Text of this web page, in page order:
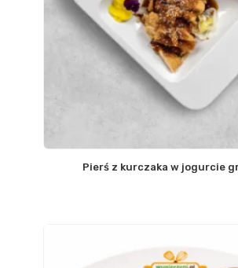
Pierś z kurczaka w jogurcie